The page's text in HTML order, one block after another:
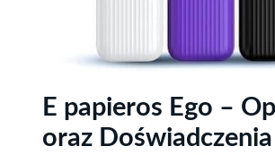
E papieros Ego –
oraz Doświadczenia